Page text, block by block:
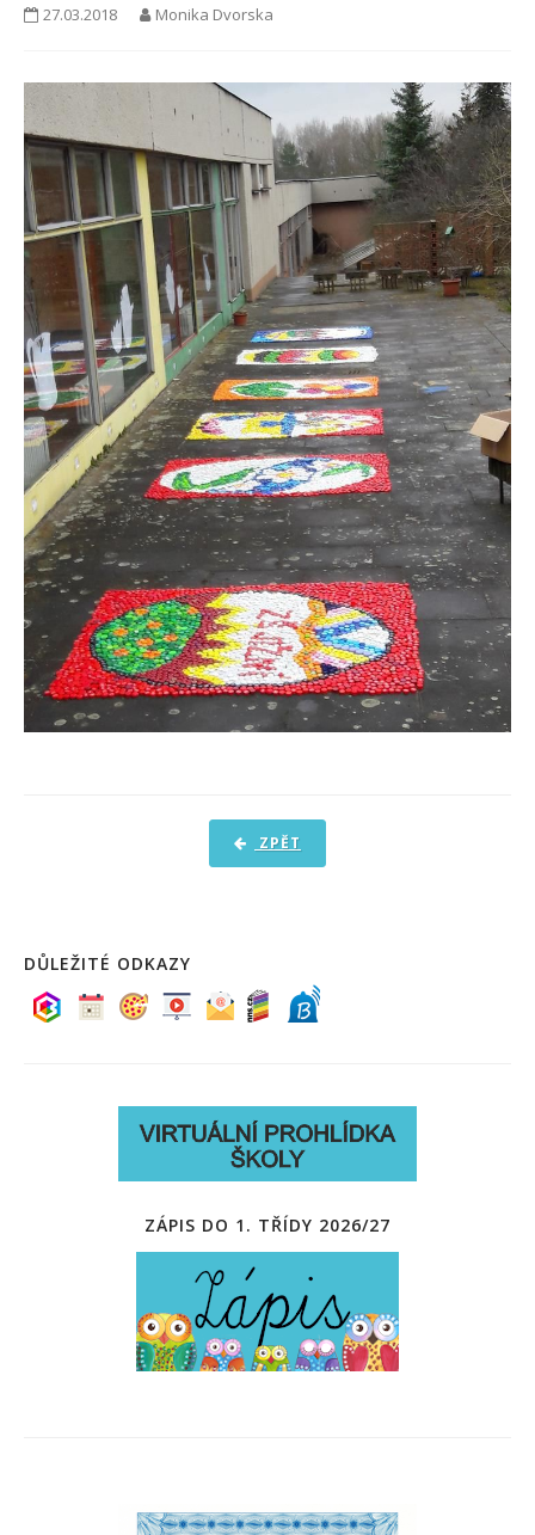
PRO ŽÁKY A RODIČE
KONTAKTY
FOTOGALERIE
27.03.2018 Monika Dvorska
ZPĚT
DŮLEŽITÉ ODKAZY
ZÁPIS DO 1. TŘÍDY 2026/27